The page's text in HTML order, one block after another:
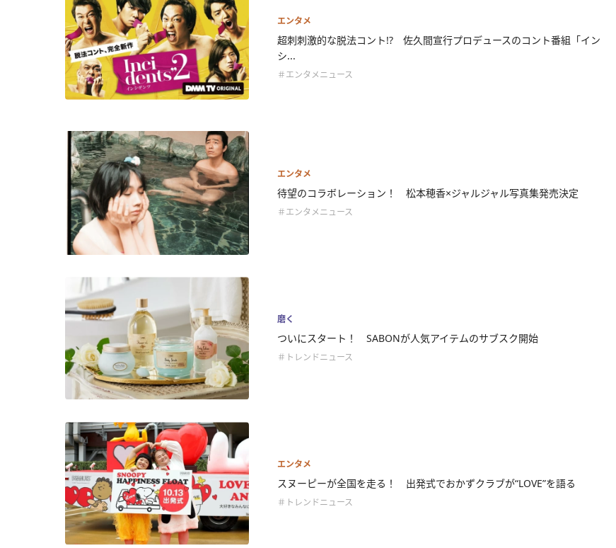
エンタメ
超刺刺激的な脱法コント!? 佐久間宣行プロデュースのコント番組「イン
シ...
＃エンタメニュース
エンタメ
待望のコラボレーション！ 松本穂香×ジャルジャル写真集発売決定
＃エンタメニュース
磨く
ついにスタート！ SABONが人気アイテムのサブスク開始
＃トレンドニュース
エンタメ
スヌーピーが全国を走る！ 出発式でおかずクラブが“LOVE”を語る
＃トレンドニュース